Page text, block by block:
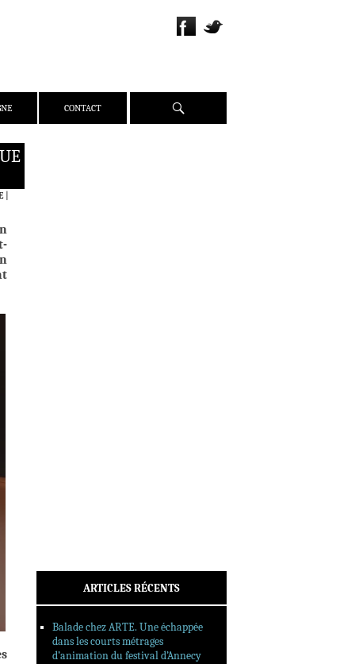
CONTACT Recherche
|
ARTICLES RÉCENTS
Balade chez ARTE. Une échappée
dans les courts métrages
d’animation du festival d’Annecy